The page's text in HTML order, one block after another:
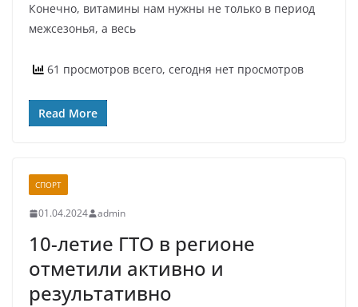
Конечно, витамины нам нужны не только в период
межсезонья, а весь
61 просмотров всего, сегодня нет просмотров
Read More
СПОРТ
01.04.2024 admin
10-летие ГТО в регионе
отметили активно и
результативно